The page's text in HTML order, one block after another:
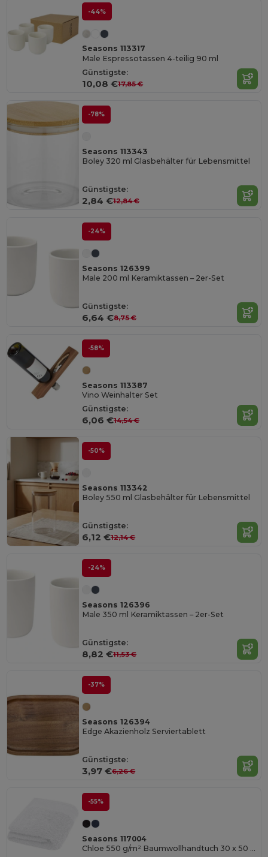
-44%
Seasons 113317
Male Espressotassen 4-teilig 90 ml
Günstigste:
10,08 €17,85 €
-78%
Seasons 113343
Boley 320 ml Glasbehälter für Lebensmittel
Günstigste:
2,84 €12,84 €
-24%
Seasons 126399
Male 200 ml Keramiktassen – 2er-Set
Günstigste:
6,64 €8,75 €
-58%
Seasons 113387
Vino Weinhalter Set
Günstigste:
6,06 €14,54 €
-50%
Seasons 113342
Boley 550 ml Glasbehälter für Lebensmittel
Günstigste:
6,12 €12,14 €
-24%
Seasons 126396
Male 350 ml Keramiktassen – 2er-Set
Günstigste:
8,82 €11,53 €
-37%
Seasons 126394
Edge Akazienholz Serviertablett
Günstigste:
3,97 €6,26 €
-55%
Seasons 117004
Chloe 550 g/m² Baumwollhandtuch 30 x 50 cm